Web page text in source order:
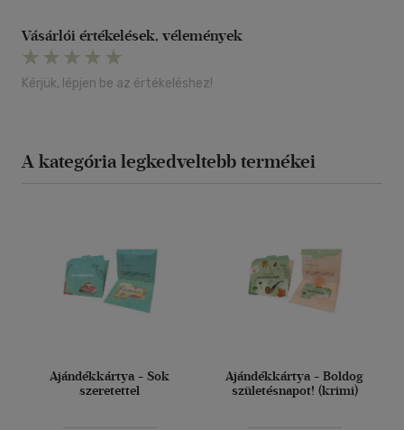
Vásárlói értékelések, vélemények
Kérjük, lépjen be az értékeléshez!
A kategória legkedveltebb termékei
Ajándékkártya - Sok
szeretettel
Ajándékkártya - Boldog
születésnapot! (krimi)